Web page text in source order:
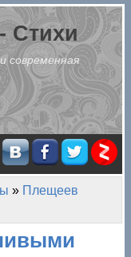
Стихи
современная
» Плещеев